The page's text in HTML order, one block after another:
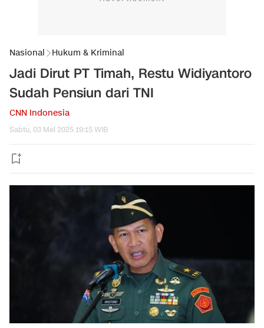
Nasional Hukum & Kriminal
Jadi Dirut PT Timah, Restu Widiyantoro
Sudah Pensiun dari TNI
CNN Indonesia
Sabtu, 03 Mei 2025 19:15 WIB